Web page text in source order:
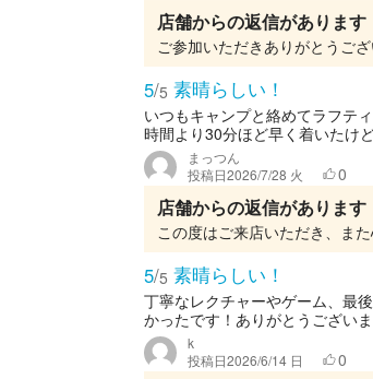
店舗からの返信があります
5/5 素晴らしい！
いつもキャンプと絡めてラフテ
時間より30分ほど早く着いたけ
まっつん
投稿日2026/7/28 火 0
店舗からの返信があります
5/5 素晴らしい！
丁寧なレクチャーやゲーム、最
かったです！ありがとうございま
k
投稿日2026/6/14 日 0